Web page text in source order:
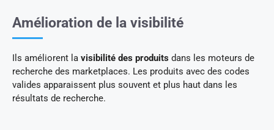
Amélioration de la visibilité
Ils améliorent la visibilité des produits dans les moteurs de
recherche des marketplaces. Les produits avec des codes
valides apparaissent plus souvent et plus haut dans les
résultats de recherche.